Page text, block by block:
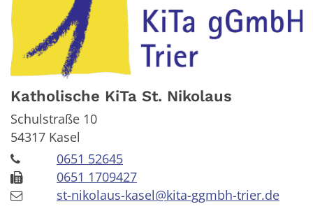
Katholische KiTa St. Nikolaus
Schulstraße 10
54317 Kasel
0651 52645
0651 1709427
st-nikolaus-kasel@kita-ggmbh-trier.de